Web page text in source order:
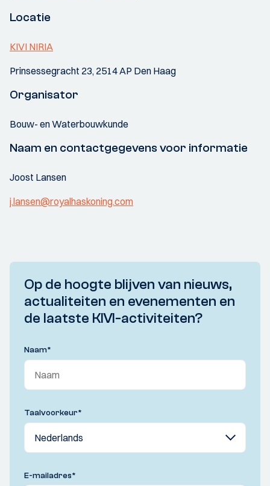
Locatie
KIVI NIRIA
Prinsessegracht 23, 2514 AP Den Haag
Organisator
Bouw- en Waterbouwkunde
Naam en contactgegevens voor informatie
Joost Lansen
j.lansen@royalhaskoning.com
Op de hoogte blijven van nieuws,
actualiteiten en evenementen en
de laatste KIVI-activiteiten?
Naam*
Taalvoorkeur*
E-mailadres*